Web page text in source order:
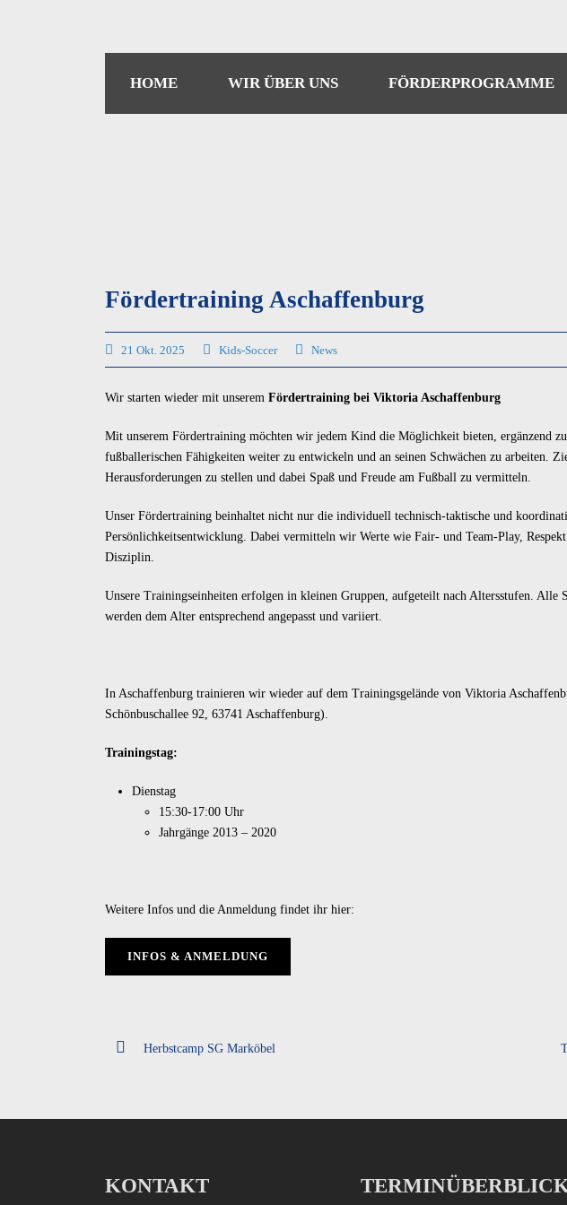
HOME WIR ÜBER UNS FÖRDERPROGRAMME
Fördertraining Aschaffenburg
21 Okt. 2025 Kids-Soccer News
Wir starten wieder mit unserem Fördertraining bei Viktoria Aschaffenburg
Mit unserem Fördertraining möchten wir jedem Kind die Möglichkeit bieten, ergänzend
fußballerischen Fähigkeiten weiter zu entwickeln und an seinen Schwächen zu arbeiten.
Herausforderungen zu stellen und dabei Spaß und Freude am Fußball zu vermitteln.
Unser Fördertraining beinhaltet nicht nur die individuell technisch-taktische und
Persönlichkeitsentwicklung. Dabei vermitteln wir Werte wie Fair- und Team-Play,
Disziplin.
Unsere Trainingseinheiten erfolgen in kleinen Gruppen, aufgeteilt nach Altersstufen. Alle
werden dem Alter entsprechend angepasst und variiert.
In Aschaffenburg trainieren wir wieder auf dem Trainingsgelände von Viktoria
Schönbuschallee 92, 63741 Aschaffenburg).
Trainingstag:
Dienstag
15:30-17:00 Uhr
Jahrgänge 2013 – 2020
Weitere Infos und die Anmeldung findet ihr hier:
INFOS & ANMELDUNG
Herbstcamp SG Marköbel
KONTAKT